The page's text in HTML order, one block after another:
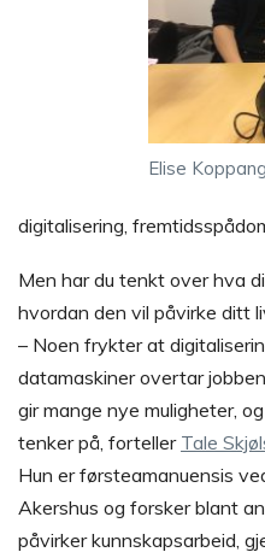
Elise
digitalisering,
Men har du tenkt over hva
hvordan den vil påvirke ditt
– Noen frykter at
datamaskiner overtar
gir mange nye muligheter,
tenker på, forteller Tale
Hun er førsteamanuensis
Akershus og forsker blant
påvirker kunnskapsarbeid,